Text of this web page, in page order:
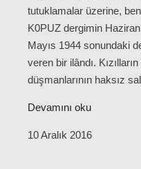
tutuklamalar üzerine,
K0PUZ dergimin Haziran
Mayıs 1944 sonundaki
veren bir ilândı.
düşmanlarının haksız
Devamını oku
10 Aralık 2016